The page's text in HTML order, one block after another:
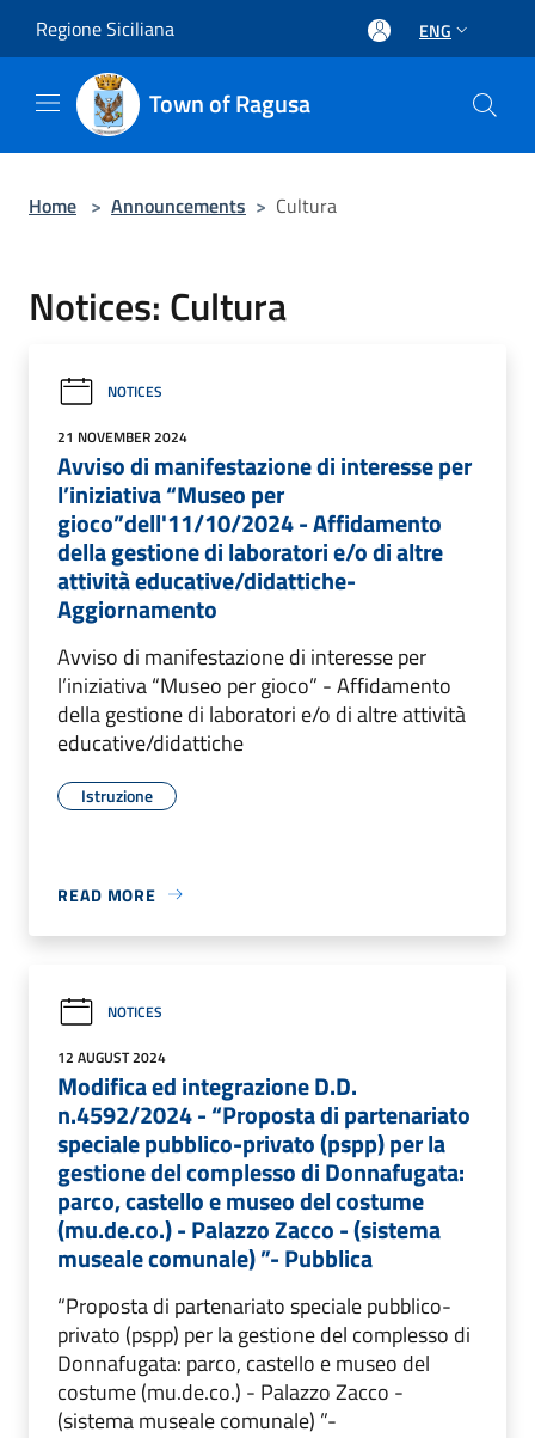
Regione Siciliana ENG
Town of Ragusa
Home > Announcements > Cultura
Notices: Cultura
NOTICES
21 NOVEMBER 2024
Avviso di manifestazione di interesse per
l’iniziativa “Museo per
gioco”dell'11/10/2024 - Affidamento
della gestione di laboratori e/o di altre
attività educative/didattiche-
Aggiornamento
Avviso di manifestazione di interesse per
l’iniziativa “Museo per gioco” - Affidamento
della gestione di laboratori e/o di altre attività
educative/didattiche
Istruzione
READ MORE
NOTICES
12 AUGUST 2024
Modifica ed integrazione D.D.
n.4592/2024 - “Proposta di partenariato
speciale pubblico-privato (pspp) per la
gestione del complesso di Donnafugata:
parco, castello e museo del costume
(mu.de.co.) - Palazzo Zacco - (sistema
museale comunale) ”- Pubblica
“Proposta di partenariato speciale pubblico-
privato (pspp) per la gestione del complesso di
Donnafugata: parco, castello e museo del
costume (mu.de.co.) - Palazzo Zacco -
(sistema museale comunale) ”-